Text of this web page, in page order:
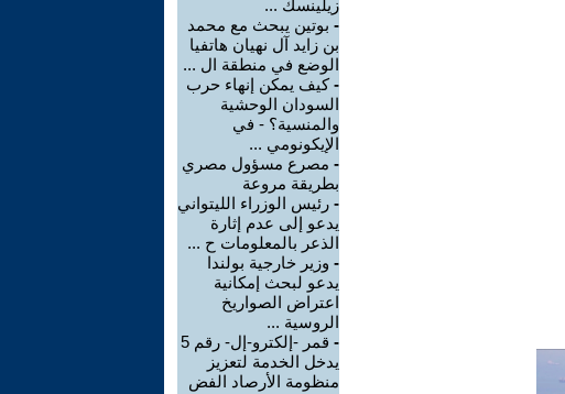
زيلينسك ...
- بوتين يبحث مع محمد
بن زايد آل نهيان هاتفيا
الوضع في منطقة ال ...
-كيف يمكن إنهاء حرب
السودان الوحشية
والمنسية؟ - في
الإيكونومي ...
- مصرع مسؤول مصري
بطريقة مروعة
- رئيس الوزراء الليتواني
يدعو إلى عدم إثارة
الذعر بالمعلومات ح ...
- وزير خارجية بولندا
يدعو لبحث إمكانية
اعتراض الصواريخ
الروسية ...
-
قمر -إلكترو-إل- رقم 5
يدخل الخدمة لتعزيز
منظومة الأرصاد الفض